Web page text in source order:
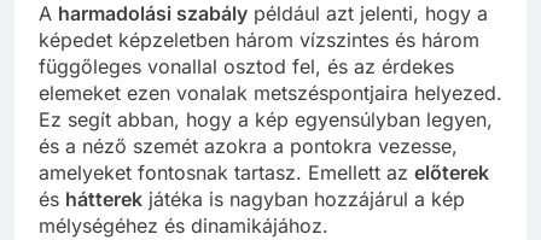
A harmadolási szabály például azt jelenti, hogy a
képedet képzeletben három vízszintes és három
függőleges vonallal osztod fel, és az érdekes
elemeket ezen vonalak metszéspontjaira helyezed.
Ez segít abban, hogy a kép egyensúlyban legyen,
és a néző szemét azokra a pontokra vezesse,
amelyeket fontosnak tartasz. Emellett az előterek
és hátterek játéka is nagyban hozzájárul a kép
mélységéhez és dinamikájához.